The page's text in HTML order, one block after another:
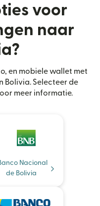
voor
naar
en mobiele wallet met
Bolivia. Selecteer de
meer informatie.
Nacional
de Bolivia